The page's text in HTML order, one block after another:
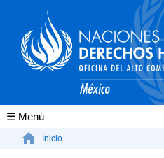
Conócenos
Inicio